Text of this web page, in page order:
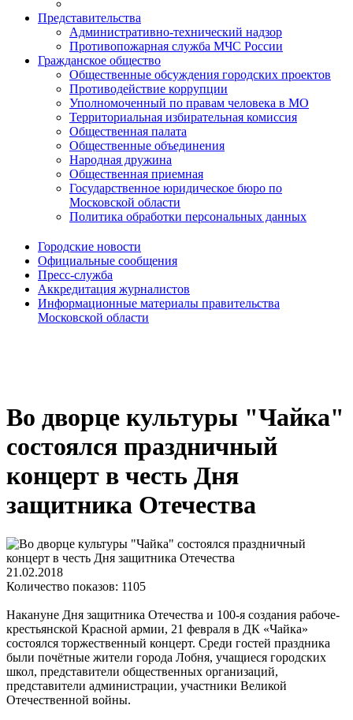
Представительства
Административно-технический надзор
Противопожарная служба МЧС России
Гражданское общество
Общественные обсуждения городских проектов
Противодействие коррупции
Уполномоченный по правам человека в МО
Территориальная избирательная комиссия
Общественная палата
Общественные объединения
Народная дружина
Общественная приемная
Государственное юридическое бюро по
Московской области
Политика обработки персональных данных
Городские новости
Официальные сообщения
Пресс-служба
Аккредитация журналистов
Информационные материалы правительства
Московской области
Во дворце культуры "Чайка"
состоялся праздничный
концерт в честь Дня
защитника Отечества
21.02.2018
Количество показов: 1105
Накануне Дня защитника Отечества и 100-я создания рабоче-
крестьянской Красной армии, 21 февраля в ДК «Чайка»
состоялся торжественный концерт. Среди гостей праздника
были почётные жители города Лобня, учащиеся городских
школ, представители общественных организаций,
представители администрации, участники Великой
Отечественной войны.